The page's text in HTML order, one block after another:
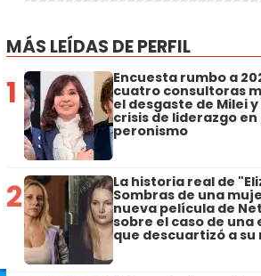
MÁS LEÍDAS DE PERFIL
1 Encuesta rumbo a
cuatro consultoras
el desgaste de Milei y
crisis de liderazgo en
peronismo
2 La historia real de
Sombras de una
nueva película de
sobre el caso de una
que descuartizó a su